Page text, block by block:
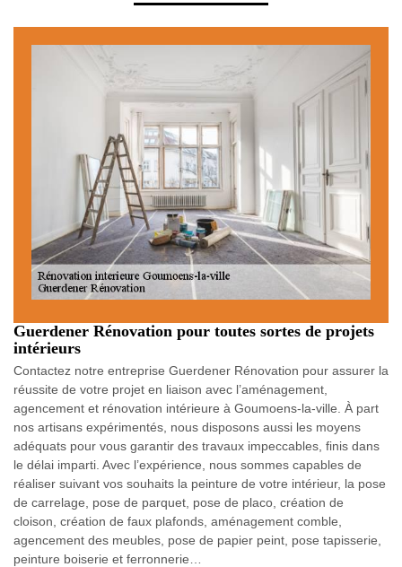
Guerdener Rénovation pour toutes sortes de projets
intérieurs
Contactez notre entreprise Guerdener Rénovation pour assurer la
réussite de votre projet en liaison avec l’aménagement,
agencement et rénovation intérieure à Goumoens-la-ville. À part
nos artisans expérimentés, nous disposons aussi les moyens
adéquats pour vous garantir des travaux impeccables, finis dans
le délai imparti. Avec l’expérience, nous sommes capables de
réaliser suivant vos souhaits la peinture de votre intérieur, la pose
de carrelage, pose de parquet, pose de placo, création de
cloison, création de faux plafonds, aménagement comble,
agencement des meubles, pose de papier peint, pose tapisserie,
peinture boiserie et ferronnerie…